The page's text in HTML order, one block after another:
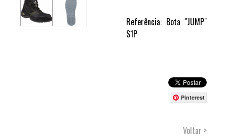
Referência: Bota "JUMP"
S1P
Pinterest
Voltar >